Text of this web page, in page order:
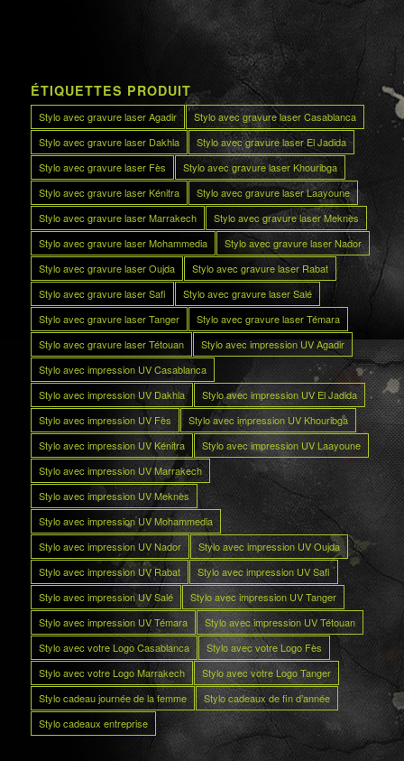
ÉTIQUETTES PRODUIT
Stylo avec gravure laser Agadir
Stylo avec gravure laser Casablanca
Stylo avec gravure laser Dakhla
Stylo avec gravure laser El Jadida
Stylo avec gravure laser Fès
Stylo avec gravure laser Khouribga
Stylo avec gravure laser Kénitra
Stylo avec gravure laser Laayoune
Stylo avec gravure laser Marrakech
Stylo avec gravure laser Meknès
Stylo avec gravure laser Mohammedia
Stylo avec gravure laser Nador
Stylo avec gravure laser Oujda
Stylo avec gravure laser Rabat
Stylo avec gravure laser Safi
Stylo avec gravure laser Salé
Stylo avec gravure laser Tanger
Stylo avec gravure laser Témara
Stylo avec gravure laser Tétouan
Stylo avec impression UV Agadir
Stylo avec impression UV Casablanca
Stylo avec impression UV Dakhla
Stylo avec impression UV El Jadida
Stylo avec impression UV Fès
Stylo avec impression UV Khouribga
Stylo avec impression UV Kénitra
Stylo avec impression UV Laayoune
Stylo avec impression UV Marrakech
Stylo avec impression UV Meknès
Stylo avec impression UV Mohammedia
Stylo avec impression UV Nador
Stylo avec impression UV Oujda
Stylo avec impression UV Rabat
Stylo avec impression UV Safi
Stylo avec impression UV Salé
Stylo avec impression UV Tanger
Stylo avec impression UV Témara
Stylo avec impression UV Tétouan
Stylo avec votre Logo Casablanca
Stylo avec votre Logo Fès
Stylo avec votre Logo Marrakech
Stylo avec votre Logo Tanger
Stylo cadeau journée de la femme
Stylo cadeaux de fin d’année
Stylo cadeaux entreprise